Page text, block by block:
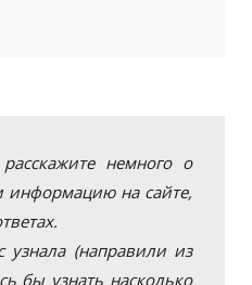
немного о
информацию на сайте,
узнала (направили из
бы узнать насколько